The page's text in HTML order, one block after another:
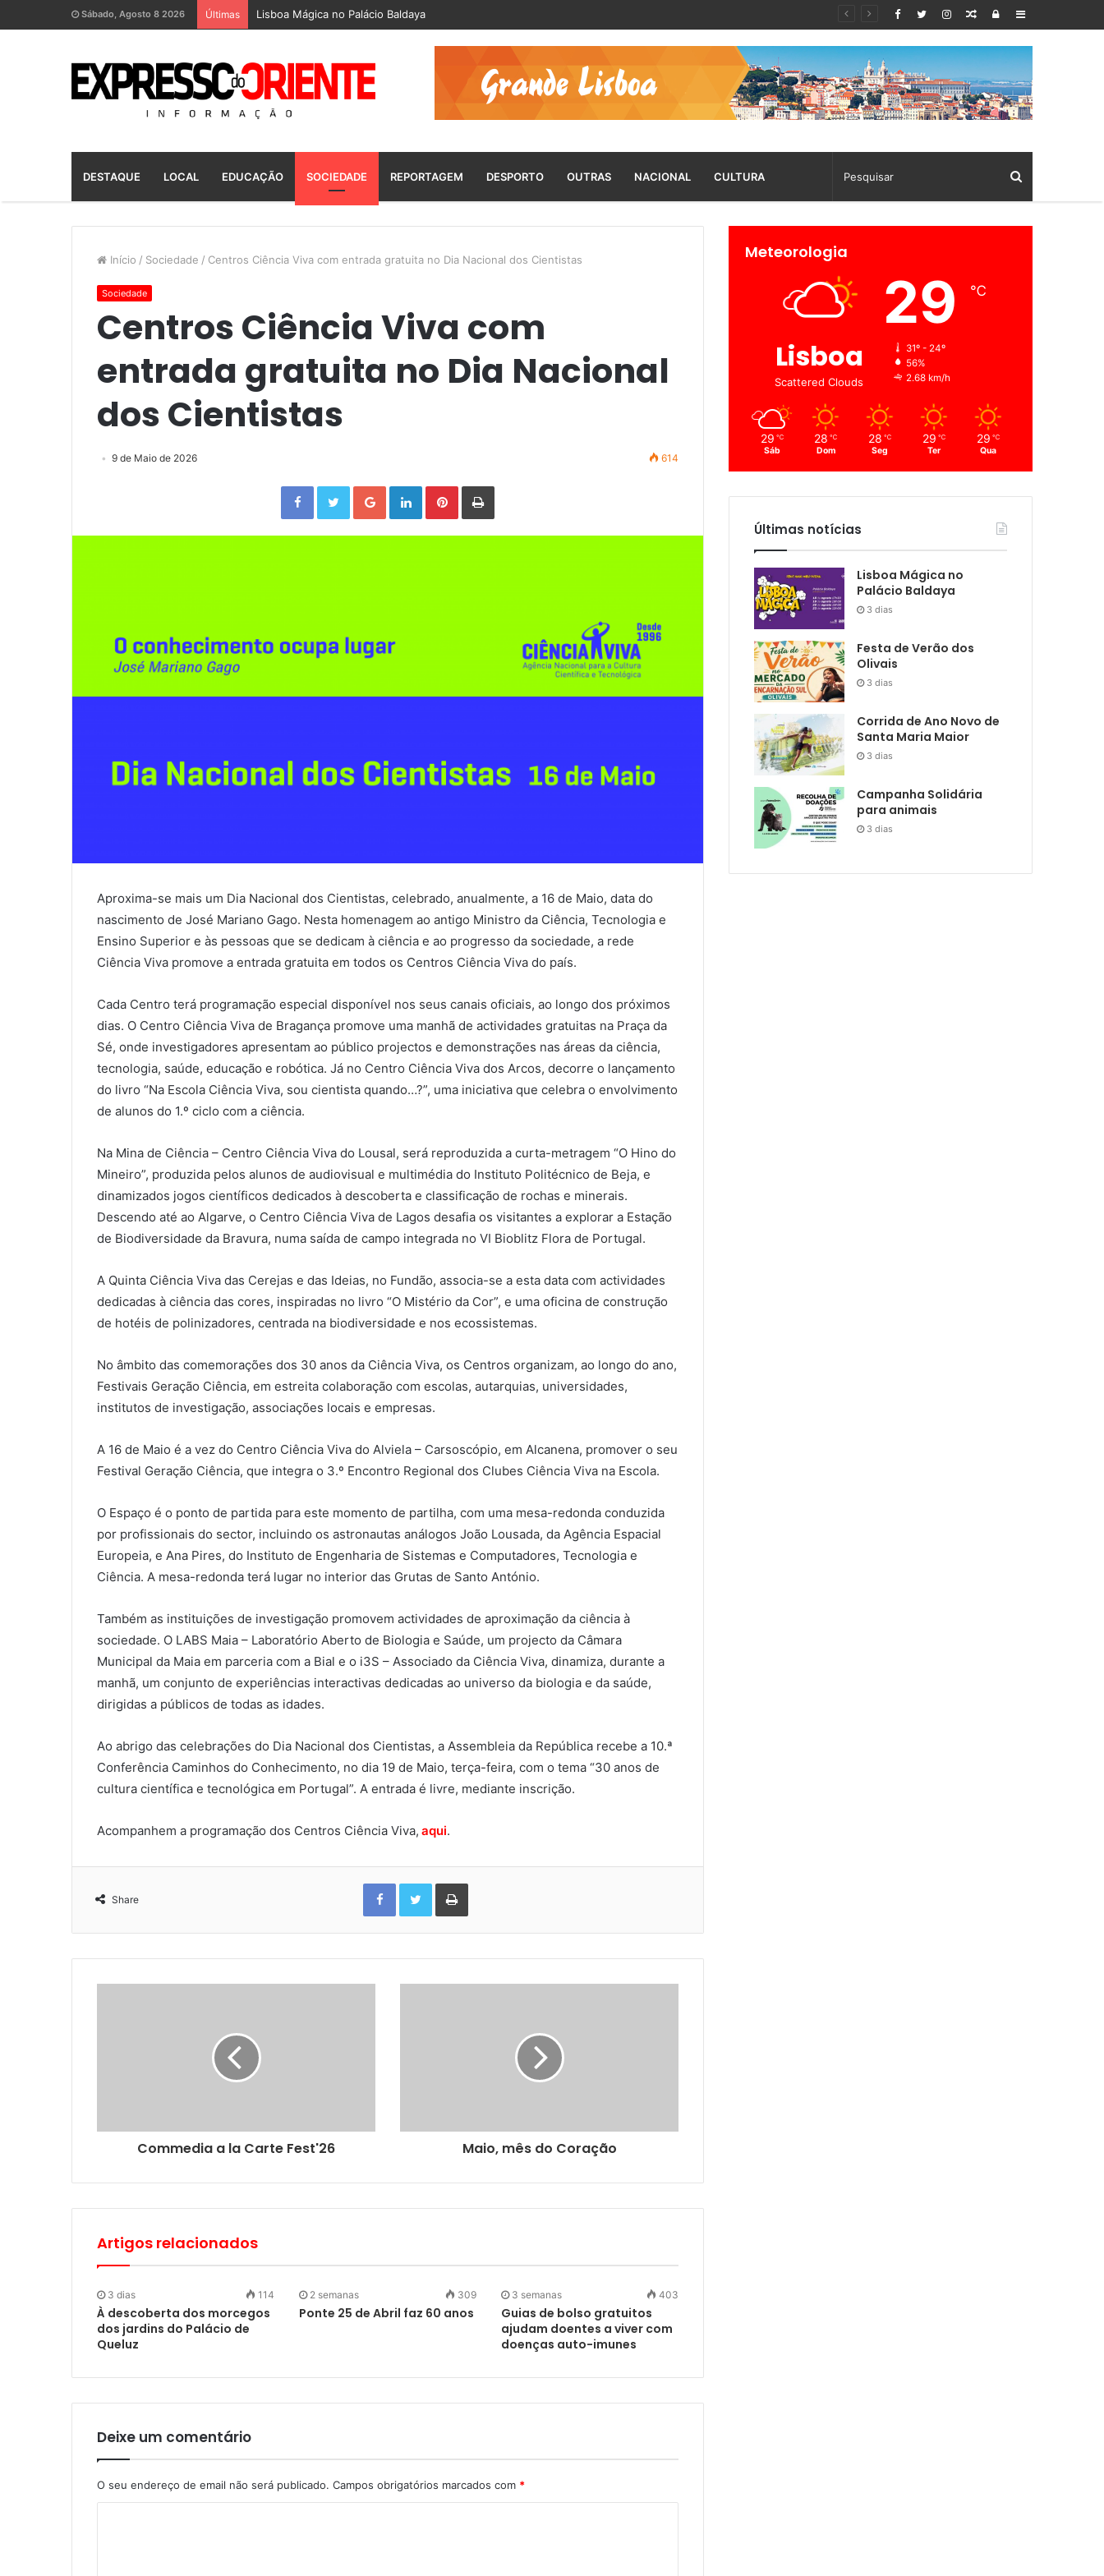
Sábado, Agosto 8 2026 Últimas Lisboa Mágica no Palácio Baldaya Sidebar
Log
Random
DESTAQUE LOCAL EDUCAÇÃO SOCIEDADE REPORTAGEM DESPORTO OUTRAS NACIONAL CULTURA
Início / Sociedade / Centros Ciência Viva com entrada gratuita no Dia Nacional dos Cientistas
Sociedade
Centros Ciência Viva com
entrada gratuita no Dia Nacional
dos Cientistas
9 de Maio de 2026 614
Facebook Twitter Google+ LinkedIn Pinterest
Aproxima-se mais um Dia Nacional dos Cientistas, celebrado, anualmente, a 16 de Maio, data do
nascimento de José Mariano Gago. Nesta homenagem ao antigo Ministro da Ciência, Tecnologia e
Ensino Superior e às pessoas que se dedicam à ciência e ao progresso da sociedade, a rede
Ciência Viva promove a entrada gratuita em todos os Centros Ciência Viva do país.
Cada Centro terá programação especial disponível nos seus canais oficiais, ao longo dos próximos
dias. O Centro Ciência Viva de Bragança promove uma manhã de actividades gratuitas na Praça da
Sé, onde investigadores apresentam ao público projectos e demonstrações nas áreas da ciência,
tecnologia, saúde, educação e robótica. Já no Centro Ciência Viva dos Arcos, decorre o lançamento
do livro “Na Escola Ciência Viva, sou cientista quando…?”, uma iniciativa que celebra o envolvimento
de alunos do 1.º ciclo com a ciência.
Na Mina de Ciência – Centro Ciência Viva do Lousal, será reproduzida a curta-metragem “O Hino do
Mineiro”, produzida pelos alunos de audiovisual e multimédia do Instituto Politécnico de Beja, e
dinamizados jogos científicos dedicados à descoberta e classificação de rochas e minerais.
Descendo até ao Algarve, o Centro Ciência Viva de Lagos desafia os visitantes a explorar a Estação
de Biodiversidade da Bravura, numa saída de campo integrada no VI Bioblitz Flora de Portugal.
A Quinta Ciência Viva das Cerejas e das Ideias, no Fundão, associa-se a esta data com actividades
dedicadas à ciência das cores, inspiradas no livro “O Mistério da Cor”, e uma oficina de construção
de hotéis de polinizadores, centrada na biodiversidade e nos ecossistemas.
No âmbito das comemorações dos 30 anos da Ciência Viva, os Centros organizam, ao longo do ano,
Festivais Geração Ciência, em estreita colaboração com escolas, autarquias, universidades,
institutos de investigação, associações locais e empresas.
A 16 de Maio é a vez do Centro Ciência Viva do Alviela – Carsoscópio, em Alcanena, promover o seu
Festival Geração Ciência, que integra o 3.º Encontro Regional dos Clubes Ciência Viva na Escola.
O Espaço é o ponto de partida para este momento de partilha, com uma mesa-redonda conduzida
por profissionais do sector, incluindo os astronautas análogos João Lousada, da Agência Espacial
Europeia, e Ana Pires, do Instituto de Engenharia de Sistemas e Computadores, Tecnologia e
Ciência. A mesa-redonda terá lugar no interior das Grutas de Santo António.
Também as instituições de investigação promovem actividades de aproximação da ciência à
sociedade. O LABS Maia – Laboratório Aberto de Biologia e Saúde, um projecto da Câmara
Municipal da Maia em parceria com a Bial e o i3S – Associado da Ciência Viva, dinamiza, durante a
manhã, um conjunto de experiências interactivas dedicadas ao universo da biologia e da saúde,
dirigidas a públicos de todas as idades.
Ao abrigo das celebrações do Dia Nacional dos Cientistas, a Assembleia da República recebe a 10.ª
Conferência Caminhos do Conhecimento, no dia 19 de Maio, terça-feira, com o tema “30 anos de
cultura científica e tecnológica em Portugal”. A entrada é livre, mediante inscrição.
Acompanhem a programação dos Centros Ciência Viva, aqui.
Share
Facebook Twitter
Commedia a la Carte Fest'26 Maio, mês do Coração
Artigos relacionados
3 dias 114
À descoberta dos morcegos
dos jardins do Palácio de
Queluz
2 semanas 309
Ponte 25 de Abril faz 60 anos
3 semanas 403
Guias de bolso gratuitos
ajudam doentes a viver com
doenças auto-imunes
Deixe um comentário
O seu endereço de email não será publicado. Campos obrigatórios marcados com *
Meteorologia
Lisboa
Scattered Clouds
29 ℃
31º - 24º
56%
2.68 km/h
29 ℃
Sáb
28 ℃
Dom
28 ℃
Seg
29 ℃
Ter
29 ℃
Qua
Últimas notícias
Lisboa Mágica no
Palácio Baldaya
3 dias
Festa de Verão dos
Olivais
3 dias
Corrida de Ano Novo de
Santa Maria Maior
3 dias
Campanha Solidária
para animais
3 dias